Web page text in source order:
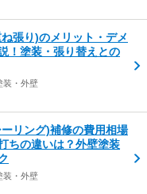
張り)のメリット・デメ
！塗装・張り替えとの
装・外壁
リング)補修の費用相場
ちの違いは？外壁塗装
装・外壁